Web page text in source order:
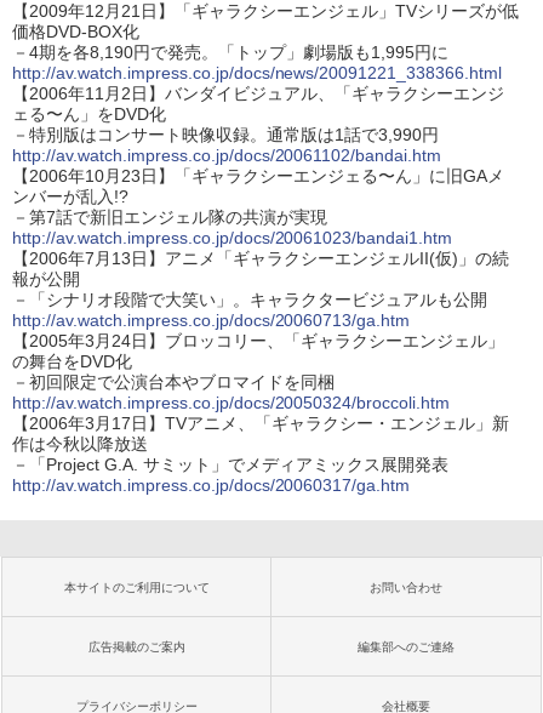
【2009年12月21日】「ギャラクシーエンジェル」TVシリーズが低
価格DVD-BOX化
－4期を各8,190円で発売。「トップ」劇場版も1,995円に
http://av.watch.impress.co.jp/docs/news/20091221_338366.html
【2006年11月2日】バンダイビジュアル、「ギャラクシーエンジ
ェる〜ん」をDVD化
－特別版はコンサート映像収録。通常版は1話で3,990円
http://av.watch.impress.co.jp/docs/20061102/bandai.htm
【2006年10月23日】「ギャラクシーエンジェる〜ん」に旧GAメ
ンバーが乱入!?
－第7話で新旧エンジェル隊の共演が実現
http://av.watch.impress.co.jp/docs/20061023/bandai1.htm
【2006年7月13日】アニメ「ギャラクシーエンジェルII(仮)」の続
報が公開
－「シナリオ段階で大笑い」。キャラクタービジュアルも公開
http://av.watch.impress.co.jp/docs/20060713/ga.htm
【2005年3月24日】ブロッコリー、「ギャラクシーエンジェル」
の舞台をDVD化
－初回限定で公演台本やブロマイドを同梱
http://av.watch.impress.co.jp/docs/20050324/broccoli.htm
【2006年3月17日】TVアニメ、「ギャラクシー・エンジェル」新
作は今秋以降放送
－「Project G.A. サミット」でメディアミックス展開発表
http://av.watch.impress.co.jp/docs/20060317/ga.htm
本サイトのご利用について お問い合わせ
広告掲載のご案内 編集部へのご連絡
プライバシーポリシー 会社概要